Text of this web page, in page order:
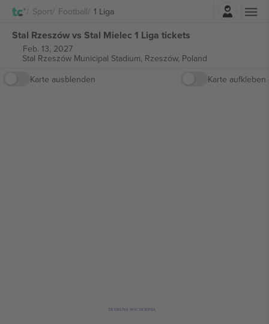
Sport Football 1 Liga
Stal Rzeszów vs Stal Mielec 1 Liga tickets
Feb. 13, 2027
Stal Rzeszów Municipal Stadium, Rzeszów, Poland
Karte ausblenden
Karte aufkleben
TRYBUNA WSCHODNIA